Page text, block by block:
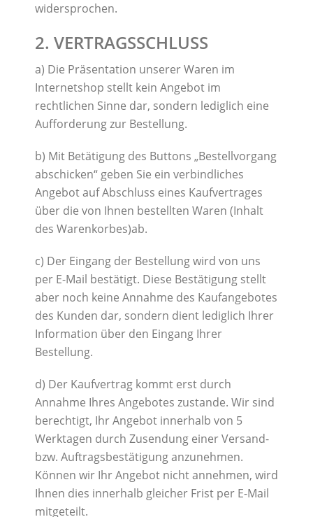
widersprochen.
2. VERTRAGSSCHLUSS
a) Die Präsentation unserer Waren im
Internetshop stellt kein Angebot im
rechtlichen Sinne dar, sondern lediglich eine
Aufforderung zur Bestellung.
b) Mit Betätigung des Buttons „Bestellvorgang
abschicken“ geben Sie ein verbindliches
Angebot auf Abschluss eines Kaufvertrages
über die von Ihnen bestellten Waren (Inhalt
des Warenkorbes)ab.
c) Der Eingang der Bestellung wird von uns
per E-Mail bestätigt. Diese Bestätigung stellt
aber noch keine Annahme des Kaufangebotes
des Kunden dar, sondern dient lediglich Ihrer
Information über den Eingang Ihrer
Bestellung.
d) Der Kaufvertrag kommt erst durch
Annahme Ihres Angebotes zustande. Wir sind
berechtigt, Ihr Angebot innerhalb von 5
Werktagen durch Zusendung einer Versand-
bzw. Auftragsbestätigung anzunehmen.
Können wir Ihr Angebot nicht annehmen, wird
Ihnen dies innerhalb gleicher Frist per E-Mail
mitgeteilt.